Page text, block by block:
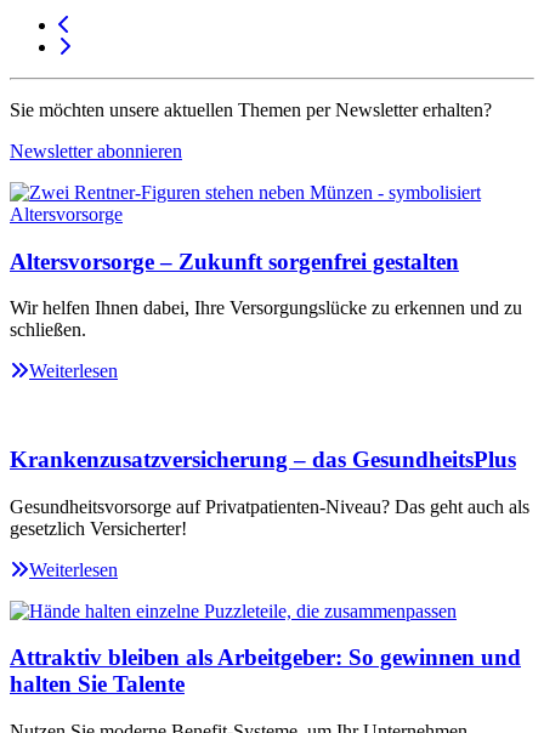
Sie möchten unsere aktuellen Themen per Newsletter erhalten?
Newsletter abonnieren
Altersvorsorge – Zukunft sorgenfrei gestalten
Wir helfen Ihnen dabei, Ihre Versorgungslücke zu erkennen und zu
schließen.
Weiterlesen
Krankenzusatzversicherung – das GesundheitsPlus
Gesundheitsvorsorge auf Privatpatienten-Niveau? Das geht auch als
gesetzlich Versicherter!
Weiterlesen
Attraktiv bleiben als Arbeitgeber: So gewinnen und
halten Sie Talente